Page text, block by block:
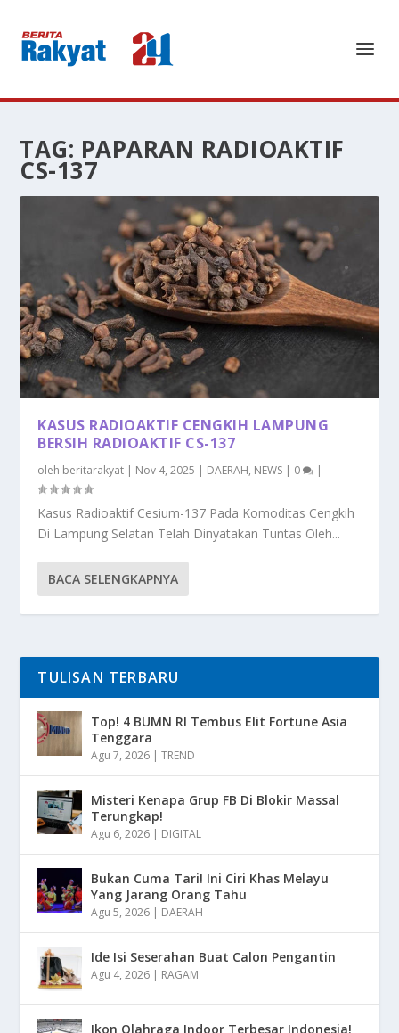
TAG: PAPARAN RADIOAKTIF
CS-137
KASUS RADIOAKTIF CENGKIH LAMPUNG
BERSIH RADIOAKTIF CS-137
oleh beritarakyat | Nov 4, 2025 | DAERAH, NEWS | 0 |
Kasus Radioaktif Cesium-137 Pada Komoditas Cengkih
Di Lampung Selatan Telah Dinyatakan Tuntas Oleh...
BACA SELENGKAPNYA
TULISAN TERBARU
Top! 4 BUMN RI Tembus Elit Fortune Asia
Tenggara
Agu 7, 2026 |TREND
Misteri Kenapa Grup FB Di Blokir Massal
Terungkap!
Agu 6, 2026 | DIGITAL
Bukan Cuma Tari! Ini Ciri Khas Melayu
Yang Jarang Orang Tahu
Agu 5, 2026 | DAERAH
Ide Isi Seserahan Buat Calon Pengantin
Agu 4, 2026 | RAGAM
Ikon Olahraga Indoor Terbesar Indonesia!